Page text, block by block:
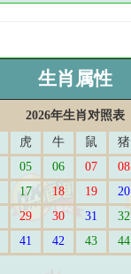
生肖属性
2026年生肖对照表
虎 牛 鼠 猪
05 06 07 08
17 18 19 20
29 30 31 32
41 42 43 44